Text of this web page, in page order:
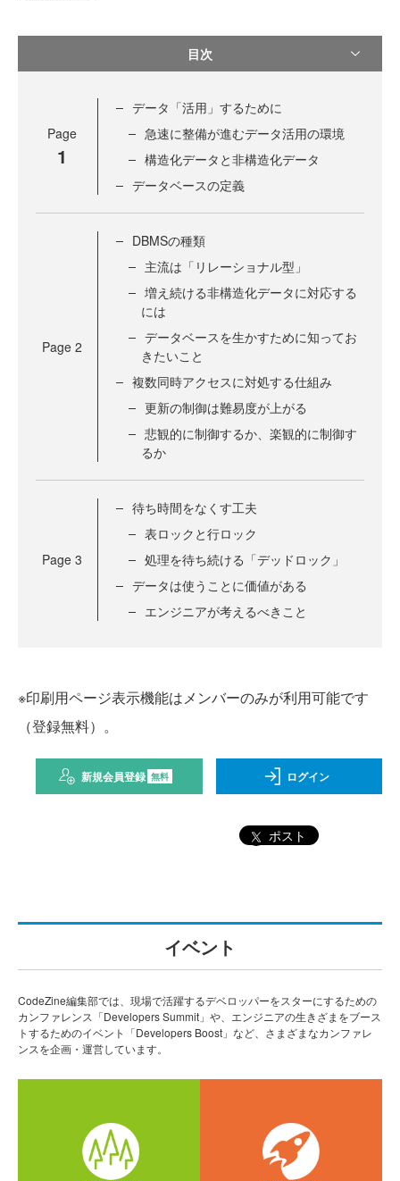
目次
Page
1
データ「活用」するために
急速に整備が進むデータ活用の環境
構造化データと非構造化データ
データベースの定義
Page 2
DBMSの種類
主流は「リレーショナル型」
増え続ける非構造化データに対応する
には
データベースを生かすために知ってお
きたいこと
複数同時アクセスに対処する仕組み
更新の制御は難易度が上がる
悲観的に制御するか、楽観的に制御す
るか
Page 3
待ち時間をなくす工夫
表ロックと行ロック
処理を待ち続ける「デッドロック」
データは使うことに価値がある
エンジニアが考えるべきこと
※印刷用ページ表示機能はメンバーのみが利用可能です
（登録無料）。
新規会員登録 無料 ログイン
ポスト
イベント
CodeZine編集部では、現場で活躍するデベロッパーをスターにするための
カンファレンス「Developers Summit」や、エンジニアの生きざまをブース
トするためのイベント「Developers Boost」など、さまざまなカンファレ
ンスを企画・運営しています。